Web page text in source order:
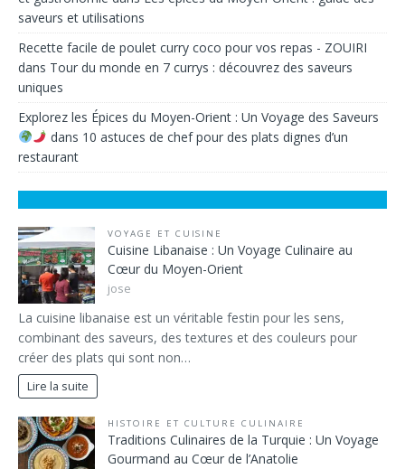
saveurs et utilisations
Recette facile de poulet curry coco pour vos repas - ZOUIRI
dans Tour du monde en 7 currys : découvrez des saveurs
uniques
Explorez les Épices du Moyen-Orient : Un Voyage des Saveurs
dans 10 astuces de chef pour des plats dignes d’un
restaurant
VOYAGE ET CUISINE
Cuisine Libanaise : Un Voyage Culinaire au
Cœur du Moyen-Orient
jose
La cuisine libanaise est un véritable festin pour les sens,
combinant des saveurs, des textures et des couleurs pour
créer des plats qui sont non…
Lire la suite
HISTOIRE ET CULTURE CULINAIRE
Traditions Culinaires de la Turquie : Un Voyage
Gourmand au Cœur de l’Anatolie